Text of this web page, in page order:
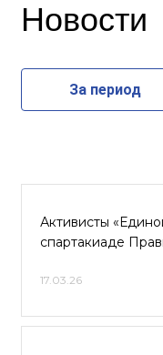
Новости
За период
Активисты
спартакиаде
17.03.26